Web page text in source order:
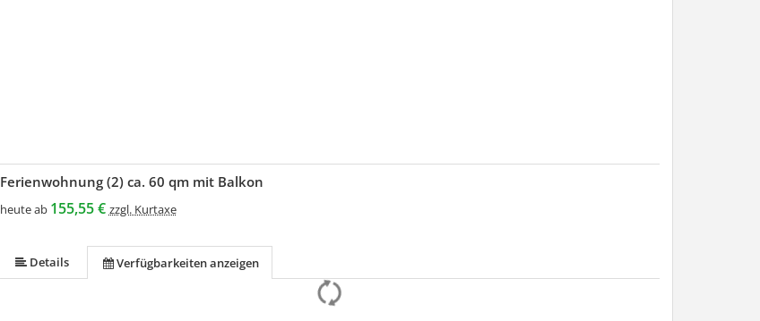
Ferienwohnung (2) ca. 60 qm mit Balkon
heute ab 155,55 € zzgl. Kurtaxe
Details Verfügbarkeiten anzeigen